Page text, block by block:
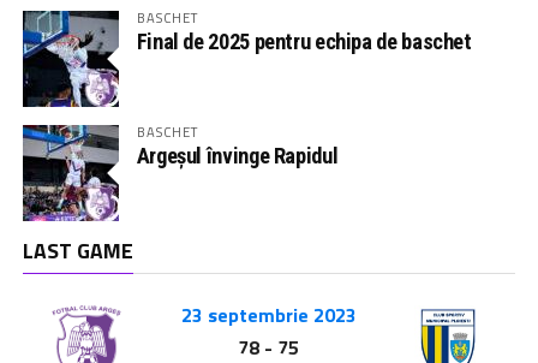
BASCHET
Final de 2025 pentru echipa de baschet
BASCHET
Argeșul învinge Rapidul
LAST GAME
23 septembrie 2023
78 - 75